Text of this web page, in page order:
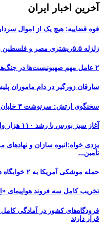
آخرین اخبار ایران
قوه قضاییه: هیچ یک از اموال
زلزله ۵.۵ریشتری مصر و فلسطین را لرزاند
۲ عامل مهم صهیونیست‌ها در جنگ‌های ۱۲ روزه و ۴۰ روزه اعدام شدند
سارقان زورگیر در دام ماموران
سخنگوی ارتش: سرنوشت ۳ خلبان ما هنوز مشخص نیست
آغاز سبز بورس با رشد ۱۱۰ هزار واحدی شاخص کل
یزدی خواه:انبوه سازان و نهادهای
تأمین...
حمله موشکی آمریکا به ۲ خوابگاه دانشجویی در اهواز
تخریب کامل سه فروند هواپیمای «اِف ۳۵» آمریکا توسط
فرودگاه‌های کشور در آمادگی
قرار دارند